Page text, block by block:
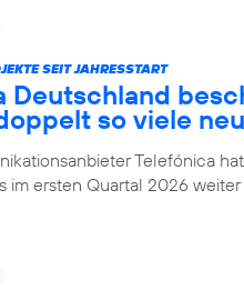
SEIT JAHRESSTART
Deutschland
so viele
Telefónica
im ersten Quartal 2026